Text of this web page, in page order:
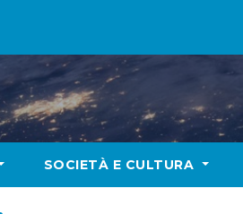
SOCIETÀ E CULTURA